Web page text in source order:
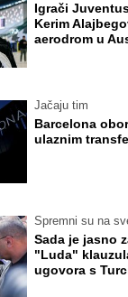
Igrači
Kerim
aerodrom u
Jačaju tim
Barcelona
ulaznim
Spremni su na
Sada je jasno
"Luda"
ugovora s